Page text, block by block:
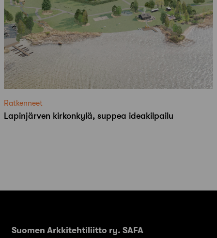
Ratkenneet
Lapinjärven kirkonkylä, suppea ideakilpailu
Suomen Arkkitehtiliitto ry. SAFA